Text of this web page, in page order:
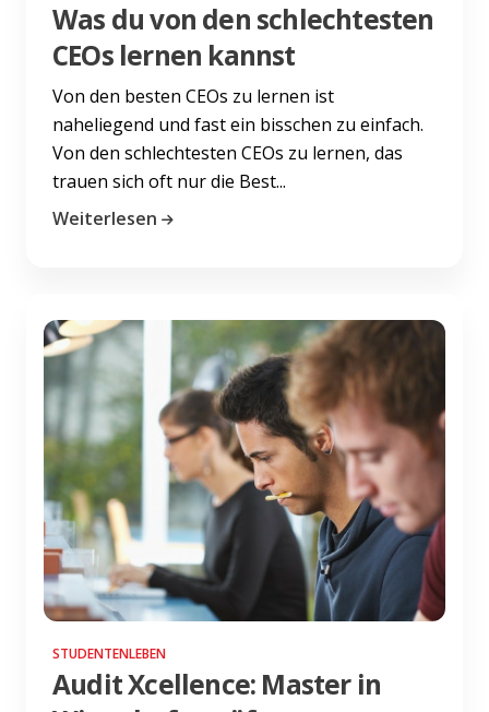
Was du von den schlechtesten
CEOs lernen kannst
Von den besten CEOs zu lernen ist
naheliegend und fast ein bisschen zu einfach.
Von den schlechtesten CEOs zu lernen, das
trauen sich oft nur die Best...
Weiterlesen
STUDENTENLEBEN
Audit Xcellence: Master in